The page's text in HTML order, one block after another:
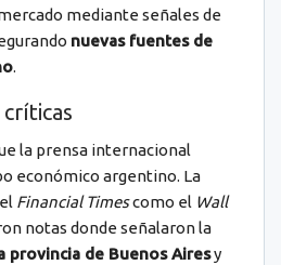
mediante señales de
nuevas fuentes de
.
la prensa internacional
económico argentino. La
Financial Timescomo el Wall
notas donde señalaron la
provincia de Buenos Airesy